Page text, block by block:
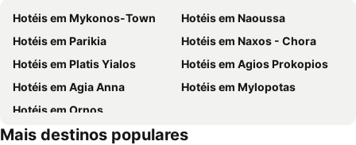
Harmony Boutique Hotel
Mykonos View Hotel
Paradision Hotel
Asty Mykonos Hotel & Spa - World of One Hotel Group
Vencia Boutique Hotel
Despotiko Hotel
Cyclades Blue
Ubud Mykonos
Albatros Club Mykonos
Fresh Boutique Hotel
Mykonos Essence Adults Only
Psarou Beach
Syros Port
Elia
Traditional Settlement of Mykonos
Agia Thalassa
Agrari
Kalafatis
Mersini
Watermania
Fokos
Colossos ton Naxion
Hotéis em Mykonos-Town
Hotéis em Naoussa
Hotéis em Parikia
Hotéis em Naxos - Chora
Hotéis em Platis Yialos
Hotéis em Agios Prokopios
Hotéis em Agia Anna
Hotéis em Mylopotas
Hotéis em Ornos
Mais destinos populares